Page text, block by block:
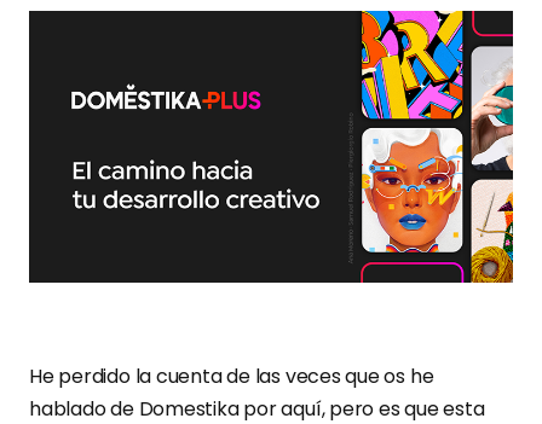
He perdido la cuenta de las veces que os he
hablado de Domestika por aquí, pero es que esta